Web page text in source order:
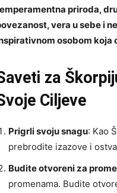
priroda,
vera u sebe i
osobom koja
za
Ciljeve
Prigrli svoju snagu: Kao
prebrodite izazove i
Budite otvoreni za
promenama. Budite